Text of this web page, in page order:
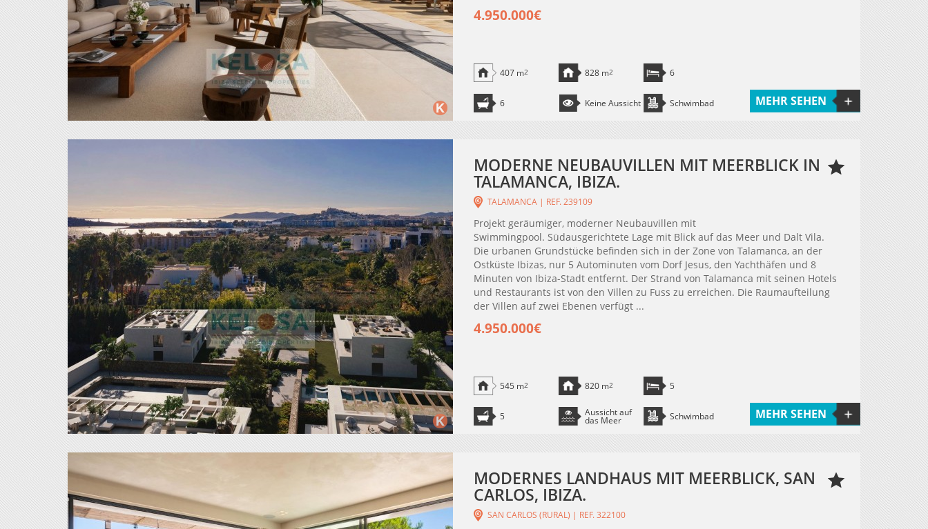
4.950.000€
407 m2 828 m2 6
6 Keine Aussicht Schwimbad MEHR SEHEN
MODERNE NEUBAUVILLEN MIT MEERBLICK IN
TALAMANCA, IBIZA.
TALAMANCA | REF. 239109
Projekt geräumiger, moderner Neubauvillen mit
Swimmingpool. Südausgerichtete Lage mit Blick auf das Meer und Dalt Vila.
Die urbanen Grundstücke befinden sich in der Zone von Talamanca, an der
Ostküste Ibizas, nur 5 Autominuten vom Dorf Jesus, den Yachthäfen und 8
Minuten von Ibiza-Stadt entfernt. Der Strand von Talamanca mit seinen Hotels
und Restaurants ist von den Villen zu Fuss zu erreichen. Die Raumaufteilung
der Villen auf zwei Ebenen verfügt ...
4.950.000€
545 m2 820 m2 5
5 Aussicht auf
das Meer Schwimbad MEHR SEHEN
MODERNES LANDHAUS MIT MEERBLICK, SAN
CARLOS, IBIZA.
SAN CARLOS (RURAL) | REF. 322100